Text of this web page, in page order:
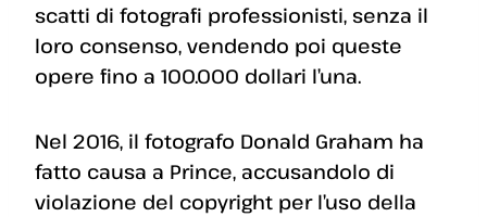
scatti di fotografi professionisti, senza il
loro consenso, vendendo poi queste
opere fino a 100.000 dollari l’una.
Nel 2016, il fotografo Donald Graham ha
fatto causa a Prince, accusandolo di
violazione del copyright per l’uso della